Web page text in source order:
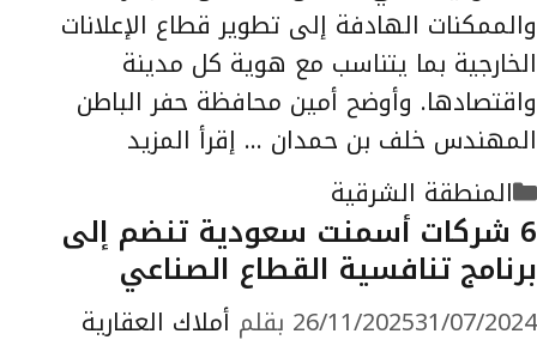
والممكنات الهادفة إلى تطوير قطاع الإعلانات
الخارجية بما يتناسب مع هوية كل مدينة
واقتصادها. وأوضح أمين محافظة حفر الباطن
المهندس خلف بن حمدان … إقرأ المزيد
التصنيفات
المنطقة الشرقية
6 شركات أسمنت سعودية تنضم إلى
برنامج تنافسية القطاع الصناعي
26/11/202531/07/2024 بقلم أملاك العقارية